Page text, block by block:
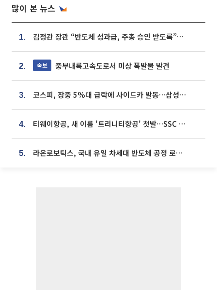
많이 본 뉴스
1. 김정관 장관 “반도체 성과급, 주총 승인 받도록”…상법·자본시장법 개정 시사
2. 속보 중부내륙고속도로서 미상 폭발물 발견
3. 코스피, 장중 5%대 급락에 사이드카 발동…삼성·SK 동반 폭락
4. 티웨이항공, 새 이름 '트리니티항공' 첫발…SSC 전략 본격화
5. 라온로보틱스, 국내 유일 차세대 반도체 공정 로봇 개발 ‘고객사 테스트 진행’